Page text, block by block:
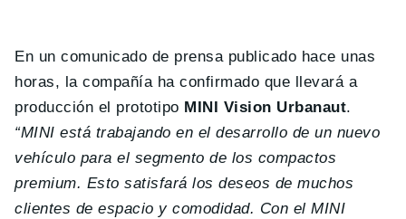
En un comunicado de prensa publicado hace unas
horas, la compañía ha confirmado que llevará a
producción el prototipo MINI Vision Urbanaut.
“MINI está trabajando en el desarrollo de un nuevo
vehículo para el segmento de los compactos
premium. Esto satisfará los deseos de muchos
clientes de espacio y comodidad. Con el MINI